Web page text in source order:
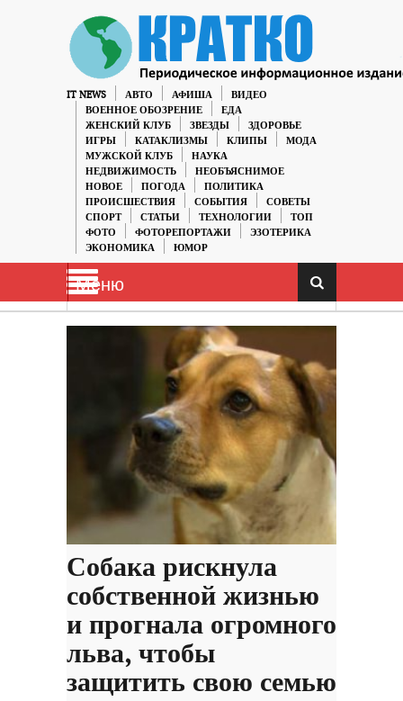
IT NEWS АВТО АФИША
ВИДЕО
ВОЕННОЕ ОБОЗРЕНИЕ
ЕДА
ЖЕНСКИЙ КЛУБ
ЗВЕЗДЫ
ЗДОРОВЬЕ
ИГРЫ
КАТАКЛИЗМЫ КЛИПЫ
МОДА
МУЖСКОЙ КЛУБ
НАУКА
НЕДВИЖИМОСТЬ
НЕОБЪЯСНИМОЕ
НОВОЕ
ПОГОДА
ПОЛИТИКА
ПРОИСШЕСТВИЯ
СОБЫТИЯ
СОВЕТЫ
СПОРТ
СТАТЬИ ТЕХНОЛОГИИ
ТОП
ФОТО
ФОТОРЕПОРТАЖИ
ЭЗОТЕРИКА
ЭКОНОМИКА
ЮМОР
Меню
Собака рискнула
собственной жизнью
и прогнала огромного
льва, чтобы
защитить свою семью